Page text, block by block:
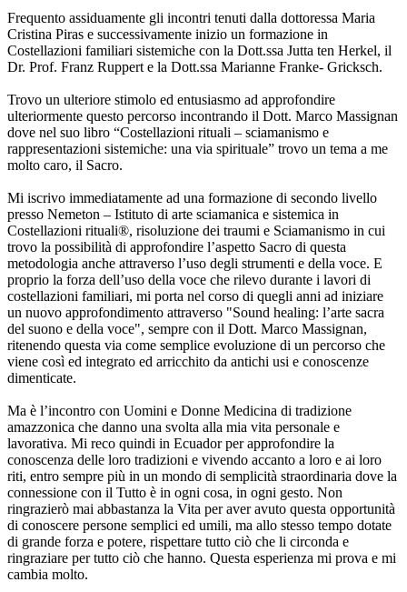
Frequento assiduamente gli incontri tenuti dalla dottoressa Maria
Cristina Piras e successivamente inizio un formazione in
Costellazioni familiari sistemiche con la Dott.ssa Jutta ten Herkel, il
Dr. Prof. Franz Ruppert e la Dott.ssa Marianne Franke- Gricksch.
Trovo un ulteriore stimolo ed entusiasmo ad approfondire
ulteriormente questo percorso incontrando il Dott. Marco Massignan
dove nel suo libro “Costellazioni rituali – sciamanismo e
rappresentazioni sistemiche: una via spirituale” trovo un tema a me
molto caro, il Sacro.
Mi iscrivo immediatamente ad una formazione di secondo livello
presso Nemeton – Istituto di arte sciamanica e sistemica in
Costellazioni rituali®, risoluzione dei traumi e Sciamanismo in cui
trovo la possibilità di approfondire l’aspetto Sacro di questa
metodologia anche attraverso l’uso degli strumenti e della voce. E
proprio la forza dell’uso della voce che rilevo durante i lavori di
costellazioni familiari, mi porta nel corso di quegli anni ad iniziare
un nuovo approfondimento attraverso "Sound healing: l’arte sacra
del suono e della voce", sempre con il Dott. Marco Massignan,
ritenendo questa via come semplice evoluzione di un percorso che
viene così ed integrato ed arricchito da antichi usi e conoscenze
dimenticate.
Ma è l’incontro con Uomini e Donne Medicina di tradizione
amazzonica che danno una svolta alla mia vita personale e
lavorativa. Mi reco quindi in Ecuador per approfondire la
conoscenza delle loro tradizioni e vivendo accanto a loro e ai loro
riti, entro sempre più in un mondo di semplicità straordinaria dove la
connessione con il Tutto è in ogni cosa, in ogni gesto. Non
ringrazierò mai abbastanza la Vita per aver avuto questa opportunità
di conoscere persone semplici ed umili, ma allo stesso tempo dotate
di grande forza e potere, rispettare tutto ciò che li circonda e
ringraziare per tutto ciò che hanno. Questa esperienza mi prova e mi
cambia molto.